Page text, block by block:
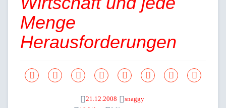
Menge
Herausforderungen
21.12.2008
snaggy